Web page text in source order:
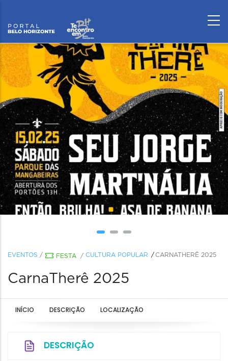
EVENTOS / FESTA / CULTURA POPULAR CARNATHERÊ 2025
CarnaTherê 2025
INÍCIO DESCRIÇÃO LOCALIZAÇÃO
DESCRIÇÃO